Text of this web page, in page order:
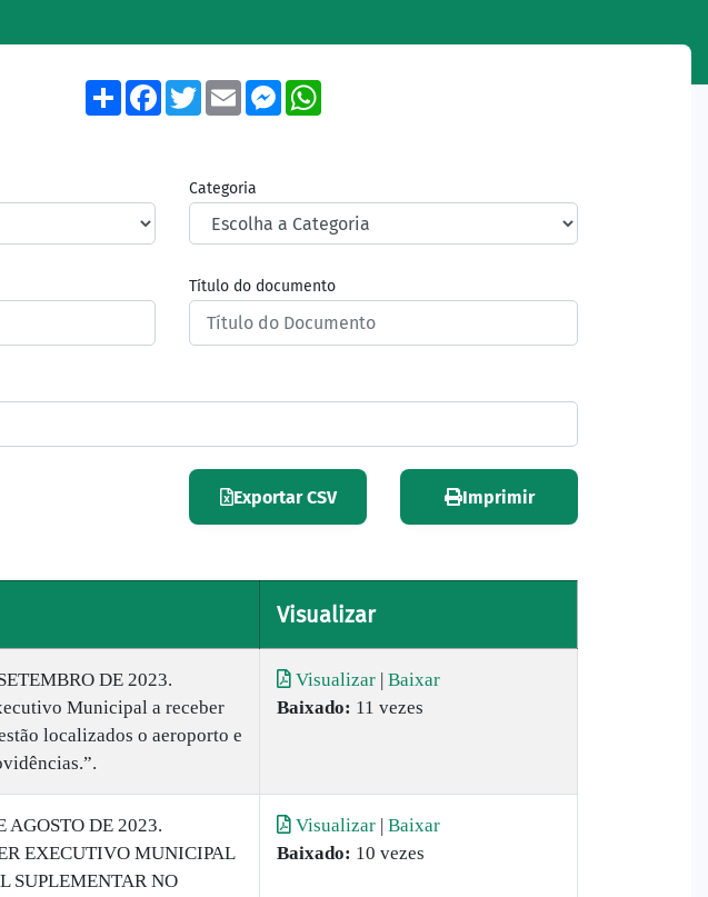
ShareFacebook
TwitterEmailMessenger
Categoria
Título do documento
Exportar CSV Imprimir
Visualizar
DE 2023.
Municipal a receber
localizados o aeroporto e
Visualizar | Baixar
Baixado: 11 vezes
AGOSTO DE 2023.
EXECUTIVO MUNICIPAL
SUPLEMENTAR NO
Visualizar | Baixar
Baixado: 10 vezes